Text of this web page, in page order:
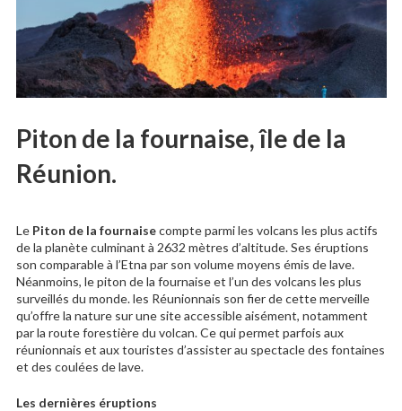
Piton de la fournaise, île de la
Réunion.
Le Piton de la fournaisecompte parmi les volcans les plus actifs
de la planète culminant à 2632 mètres d’altitude. Ses éruptions
son comparable à l’Etna par son volume moyens émis de lave.
Néanmoins, le piton de la fournaise et l’un des volcans les plus
surveillés du monde. les Réunionnais son fier de cette merveille
qu’offre la nature sur une site accessible aisément, notamment
par la route forestière du volcan. Ce qui permet parfois aux
réunionnais et aux touristes d’assister au spectacle des fontaines
et des coulées de lave.
Les dernières éruptions